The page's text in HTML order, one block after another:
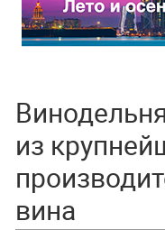
из
вина